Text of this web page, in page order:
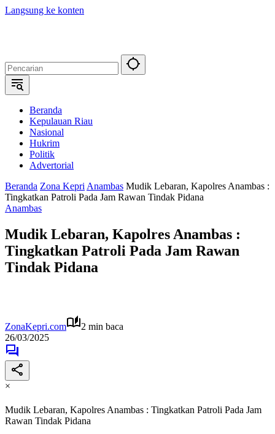
Langsung ke konten
Beranda
Kepulauan Riau
Nasional
Hukrim
Politik
Advertorial
Beranda Zona Kepri Anambas Mudik Lebaran, Kapolres Anambas :
Tingkatkan Patroli Pada Jam Rawan Tindak Pidana
Anambas
Mudik Lebaran, Kapolres Anambas :
Tingkatkan Patroli Pada Jam Rawan
Tindak Pidana
ZonaKepri.com
2 min baca
26/03/2025
×
Mudik Lebaran, Kapolres Anambas : Tingkatkan Patroli Pada Jam
Rawan Tindak Pidana